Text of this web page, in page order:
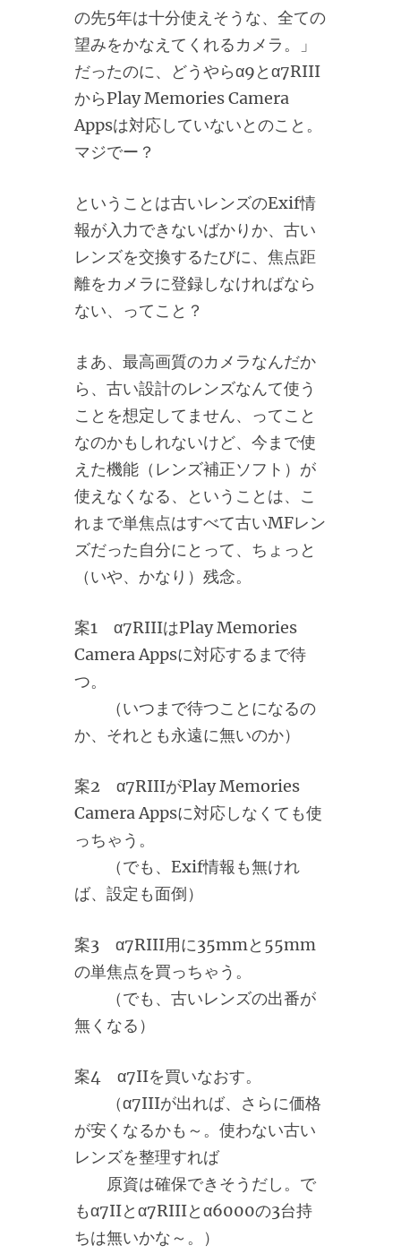
の先5年は十分使えそうな、全ての
望みをかなえてくれるカメラ。」
だったのに、どうやらα9とα7RIII
からPlay Memories Camera
Appsは対応していないとのこと。
マジでー？
ということは古いレンズのExif情
報が入力できないばかりか、古い
レンズを交換するたびに、焦点距
離をカメラに登録しなければなら
ない、ってこと？
まあ、最高画質のカメラなんだか
ら、古い設計のレンズなんて使う
ことを想定してません、ってこと
なのかもしれないけど、今まで使
えた機能（レンズ補正ソフト）が
使えなくなる、ということは、こ
れまで単焦点はすべて古いMFレン
ズだった自分にとって、ちょっと
（いや、かなり）残念。
案1 α7RIIIはPlay Memories
Camera Appsに対応するまで待
つ。
（いつまで待つことになるの
か、それとも永遠に無いのか）
案2 α7RIIIがPlay Memories
Camera Appsに対応しなくても使
っちゃう。
（でも、Exif情報も無けれ
ば、設定も面倒）
案3 α7RIII用に35mmと55mm
の単焦点を買っちゃう。
（でも、古いレンズの出番が
無くなる）
案4 α7IIを買いなおす。
（α7IIIが出れば、さらに価格
が安くなるかも～。使わない古い
レンズを整理すれば
原資は確保できそうだし。で
もα7IIとα7RIIIとα6000の3台持
ちは無いかな～。）